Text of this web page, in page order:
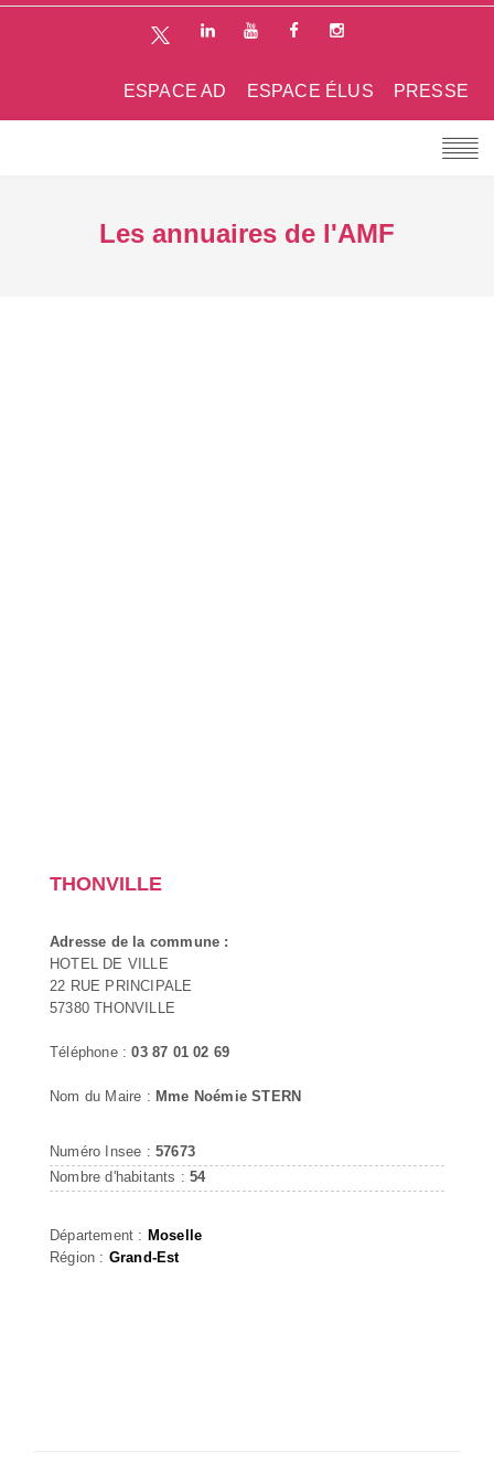
PRESSE
ESPACE ÉLUS
ESPACE AD
Les annuaires de l'AMF
THONVILLE
Adresse de la commune :
HOTEL DE VILLE
22 RUE PRINCIPALE
57380 THONVILLE
Téléphone :03 87 01 02 69
Nom du Maire : Mme Noémie STERN
Numéro Insee : 57673
Nombre d'habitants :54
Département : Moselle
Région : Grand-Est